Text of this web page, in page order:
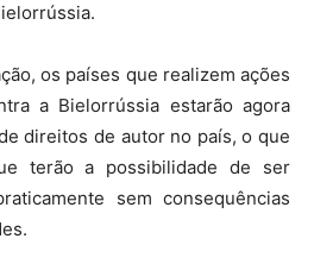
os países que realizem ações
a Bielorrússia estarão agora
direitos de autor no país, o que
terão a possibilidade de ser
sem consequências